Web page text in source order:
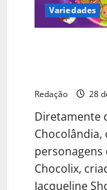
Variedades
Redação 28
Diretamente
Chocolândia,
personagens
Chocolix,
Jacqueline